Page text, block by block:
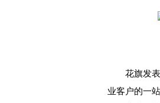
花旗发
业客户的一